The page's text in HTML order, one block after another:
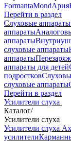
FormantaMondАрия
Перейти в раздел
Слуховые
аппараты
аппараты
слуховые аппараты
аппараты
аппараты для детей
подростков
слуховые аппараты
Перейти в раздел
Усилители слуха
Каталог/
Усилители слуха
Усилители слуха
усилители